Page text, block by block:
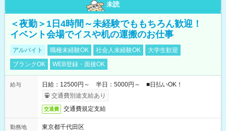
未読
＜夜勤＞1日4時間～未経験でももちろん歓迎！
イベント会場でイスや机の運搬のお仕事
アルバイト 職種未経験OK 社会人未経験OK
大学生歓迎
ブランクOK
WEB登録・面接OK
給与
日給：12500円～ 半日：5000円～ ■日払いOK！
交通費別途支給あり
交通費 交通費規定支給
勤務地
東京都千代田区